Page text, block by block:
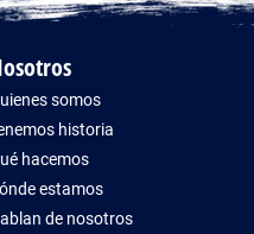
somos
historia
hacemos
estamos
de nosotros